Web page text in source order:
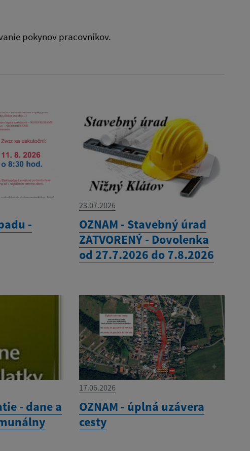
pokynov pracovníkov.
-
23.07.2026
OZNAM - Stavebný úrad
ZATVORENÝ - Dovolenka
od 27.7.2026 do 7.8.2026
- dane a
17.06.2026
OZNAM - úplná uzávera
cesty